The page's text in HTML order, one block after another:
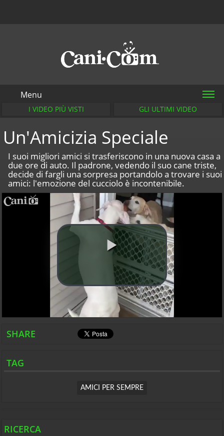
Menu
I VIDEO PIÙ VISTI GLI ULTIMI VIDEO
Un'Amicizia Speciale
I suoi migliori amici si trasferiscono in una nuova casa a
due ore di auto. Il padrone, vedendo il suo cane triste,
decide di fargli una sorpresa portandolo a trovare i suoi
amici: l'emozione del cucciolo è incontenibile.
SHARE
TAG
AMICI PER SEMPRE
RICERCA